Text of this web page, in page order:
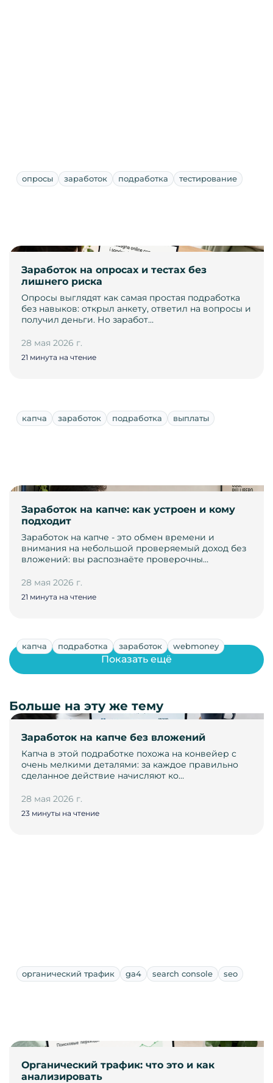
опросы заработок подработка тестирование
Заработок на опросах и тестах без
лишнего риска
Опросы выглядят как самая простая подработка
без навыков: открыл анкету, ответил на вопросы и
получил деньги. Но заработ…
28 мая 2026 г.
21 минута на чтение
капча заработок подработка выплаты
Заработок на капче: как устроен и кому
подходит
Заработок на капче - это обмен времени и
внимания на небольшой проверяемый доход без
вложений: вы распознаёте проверочны…
28 мая 2026 г.
21 минута на чтение
капча подработка заработок webmoney
Заработок на капче без вложений
Капча в этой подработке похожа на конвейер с
очень мелкими деталями: за каждое правильно
сделанное действие начисляют ко…
28 мая 2026 г.
23 минуты на чтение
Показать ещё
Больше на эту же тему
органический трафик ga4 search console seo
Органический трафик: что это и как
анализировать